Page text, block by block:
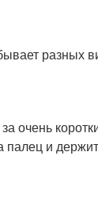
разных
очень
и